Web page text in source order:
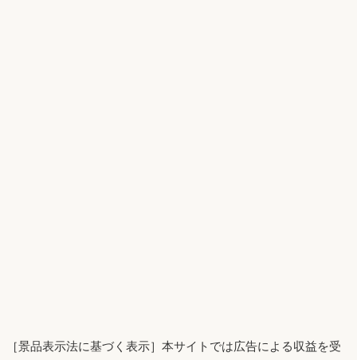
［景品表示法に基づく表示］本サイトでは広告による収益を受